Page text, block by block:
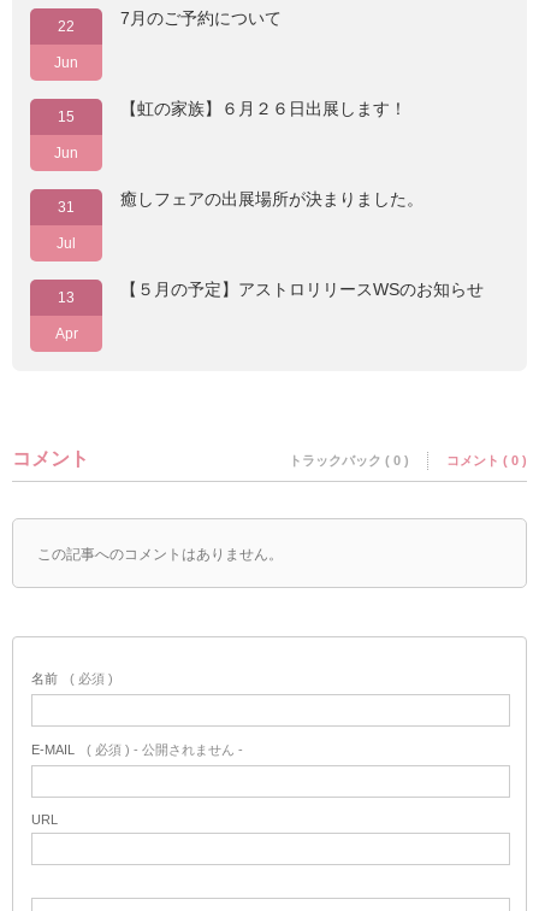
22
Jun
7月のご予約について
15
Jun
【虹の家族】６月２６日出展します！
31
Jul
癒しフェアの出展場所が決まりました。
13
Apr
【５月の予定】アストロリリースWSのお知らせ
コメント トラックバック ( 0 ) コメント ( 0 )
この記事へのコメントはありません。
名前 ( 必須 )
E-MAIL ( 必須 ) - 公開されません -
URL